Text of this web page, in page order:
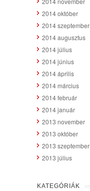
2014 október
2014 szeptember
2014 augusztus
2014 július
2014 június
2014 április
2014 március
2014 február
2014 január
2013 november
2013 október
2013 szeptember
2013 július
KATEGÓRIÁK